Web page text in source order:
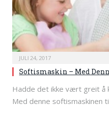
JULI 24, 2017
Softismaskin – Med
Hadde det ikke vært greit å
Med denne softismaskinen